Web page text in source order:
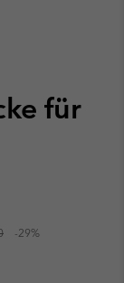
für
-29%